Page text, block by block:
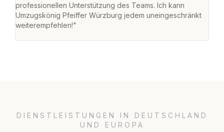
professionellen Unterstützung des Teams. Ich kann
Umzugskönig Pfeiffer Würzburg jedem uneingeschränkt
weiterempfehlen!"
DIENSTLEISTUNGEN IN DEUTSCHLAND
UND EUROPA